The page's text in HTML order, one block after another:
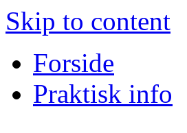
Skip to content
Forside
Praktisk info